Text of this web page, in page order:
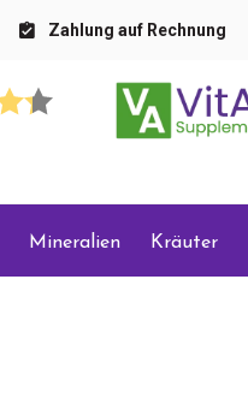
Zahlung auf Rechnung
Mineralien Kräuter